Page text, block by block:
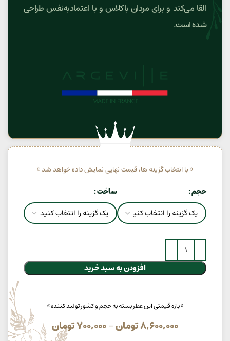
القا می‌کند و برای مردان باکلاس و با اعتمادبه‌نفس طراحی
شده است.
« با انتخاب گزینه ها، قیمت نهایی نمایش داده خواهد شد »
حجم ساخت
افزودن به سبد خرید
« بازه قیمتی این عطر بسته به حجم و کشور تولید کننده »
8,600,000تومان–
700,000تومان